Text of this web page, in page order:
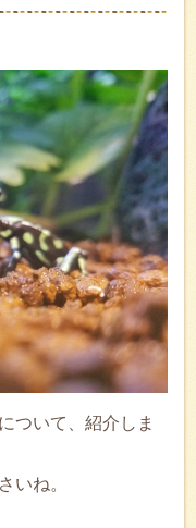
ついて、紹介しま
いね。